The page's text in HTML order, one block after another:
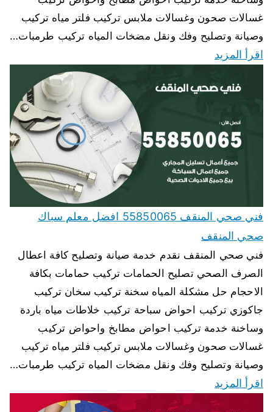
غسالات صحون وغسالات ملابس تركيب فلتر مياه تركيب
وصيانة وتصليح وفك ونقل مضخات المياه تركيب طرمبات…
اقرأ المزيد
فني صحي المنقف 55850065 افضل معلم سباك
صحي المنقف
فني صحي المنقف نقدم خدمة صيانة وتصليح كافة اعطال
الصرف الصحي تصليح الحمامات تركيب حمامات بكافة
الاحجام حل مشكلة المياه سخنة تركيب سخان تركيب
جاكوزي تركيب احواض سباحة تركيب خلاطات مياه باردة
وساخنة خدمة تركيب احواض مطابخ واحواض تركيب
غسالات صحون وغسالات ملابس تركيب فلتر مياه تركيب
وصيانة وتصليح وفك ونقل مضخات المياه تركيب طرمبات…
اقرأ المزيد